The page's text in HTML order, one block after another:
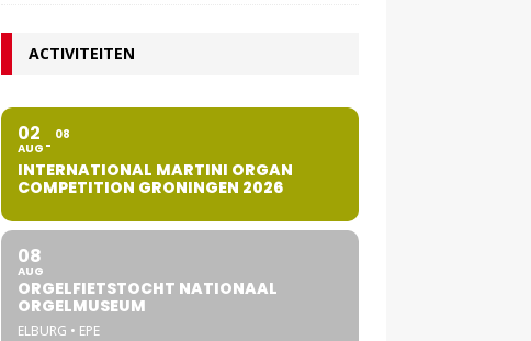
ACTIVITEITEN
02
AUG
08
INTERNATIONAL MARTINI ORGAN
COMPETITION GRONINGEN 2026
08
AUG
ORGELFIETSTOCHT NATIONAAL
ORGELMUSEUM
ELBURG • EPE